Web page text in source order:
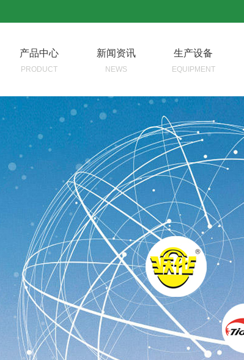
产品中心
PRODUCT
新闻资讯
NEWS
生产设备
EQUIPMENT